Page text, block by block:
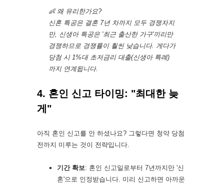
👶 왜 유리한가요?
신혼 특공은 결혼 7년 차까지 모두 경쟁자지
만, 신생아 특공은 '최근 출산한 가구'끼리만
경쟁하므로 경쟁률이 훨씬 낮습니다. 게다가
당첨 시 1%대 초저금리 대출(신생아 특례)
까지 연계됩니다.
4. 혼인 신고 타이밍: "최대한 늦
게"
아직 혼인 신고를 안 하셨나요? 그렇다면 청약 당첨
전까지 미루는 것이 전략입니다.
기간 확보 : 혼인 신고일로부터 7년까지만 '신
혼'으로 인정받습니다. 미리 신고하면 아까운